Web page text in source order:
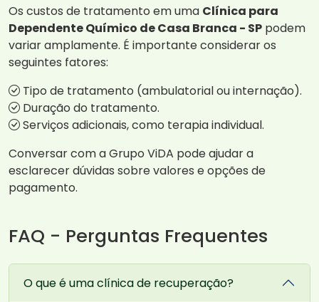
Os custos de tratamento em uma Clínica para
Dependente Químico de Casa Branca - SP podem
variar amplamente. É importante considerar os
seguintes fatores:
Tipo de tratamento (ambulatorial ou internação).
Duração do tratamento.
Serviços adicionais, como terapia individual.
Conversar com a Grupo ViDA pode ajudar a
esclarecer dúvidas sobre valores e opções de
pagamento.
FAQ - Perguntas Frequentes
O que é uma clínica de recuperação?